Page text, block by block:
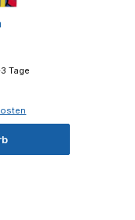
Tage